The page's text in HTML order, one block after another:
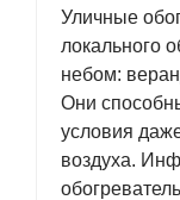
Уличные
локального
небом:
Они
условия
воздуха.